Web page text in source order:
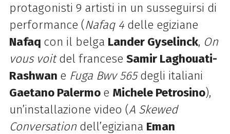
protagonisti 9 artisti in un susseguirsi di
performance (Nafaq 4delle egiziane
Nafaq con il belga Lander Gyselinck, On
vous voitdel francese Samir Laghouati-
Rashwan e Fuga Bwv 565degli italiani
Gaetano Palermo e Michele Petrosino),
un’installazione video (A Skewed
Conversationdell’egiziana Eman